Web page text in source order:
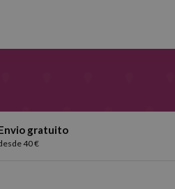
cartolinas brancas e
dobrar a cartolina. Dê uma olhada
gratuito
40 €